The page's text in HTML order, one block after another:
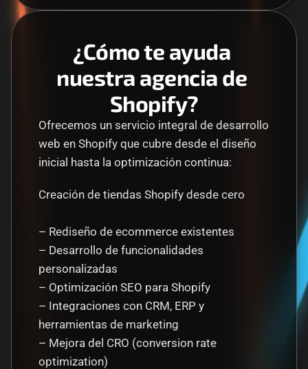
¿Cómo te ayuda
nuestra agencia de
Shopify?
Ofrecemos un servicio integral de desarrollo
web en Shopify que cubre desde el diseño
inicial hasta la optimización continua:
Creación de tiendas Shopify desde cero
– Rediseño de ecommerce existentes
– Desarrollo de funcionalidades
personalizadas
– Optimización SEO para Shopify
– Integraciones con CRM, ERP y
herramientas de marketing
– Mejora del CRO (conversion rate
optimization)